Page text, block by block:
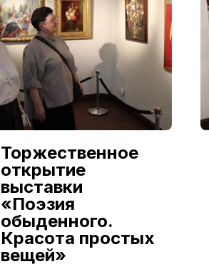
Торжественное
открытие
выставки
«Поэзия
обыденного.
Красота простых
вещей»